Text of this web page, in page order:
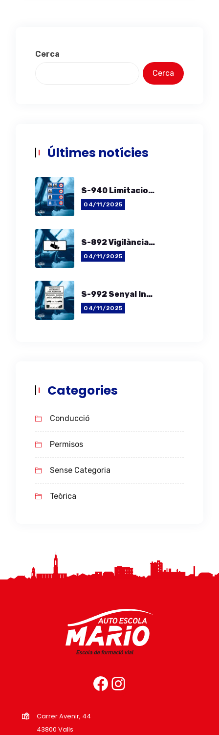
Cerca
Cerca
Últimes notícies
S-940 Limitacions De Velocitat A Espanya
04/11/2025
S-892 Vigilància Per Mitjans Automàtics
04/11/2025
S-992 Senyal Informatiu De La Distància Mínima Entre Vehicles
04/11/2025
Categories
Conducció
Permisos
Sense Categoria
Teòrica
Carrer Avenir, 44
43800 Valls